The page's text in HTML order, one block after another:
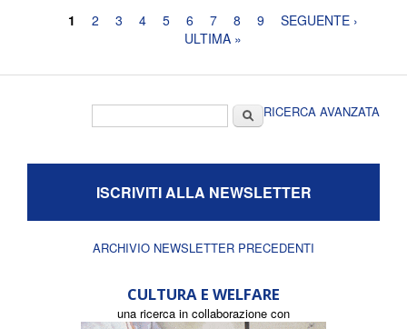
Pagine
1 2 3 4 5 6 7 8 9
SEGUENTE ›
ULTIMA »
CercaRICERCA AVANZATA
ISCRIVITI ALLA NEWSLETTER
ARCHIVIO NEWSLETTER PRECEDENTI
CULTURA E WELFARE
una ricerca in collaborazione con